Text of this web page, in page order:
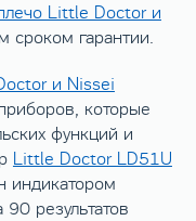
Little Doctor и
сроком гарантии.
и Nissei
которые
функций и
Little Doctor LD51U
индикатором
результатов